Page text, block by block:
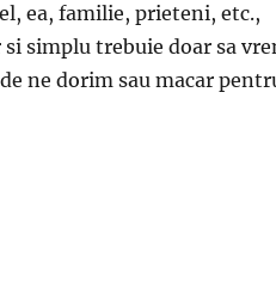
ea, familie, prieteni, etc.,
simplu trebuie doar sa
ne dorim sau macar